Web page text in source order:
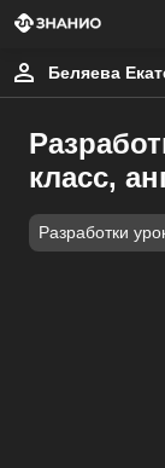
Беляева
класс,
Разработки